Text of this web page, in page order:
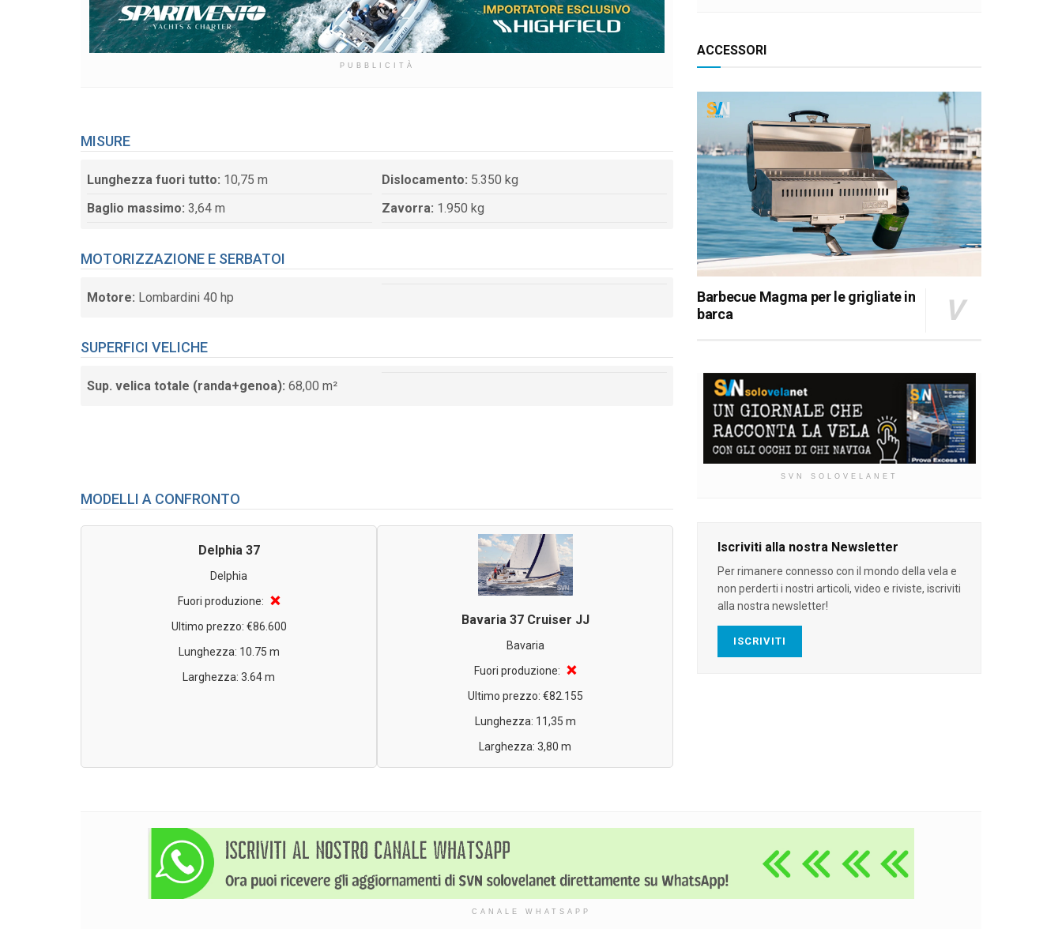
PUBBLICITÀ
MISURE
Lunghezza fuori tutto: 10,75 m
Baglio massimo: 3,64 m
Dislocamento: 5.350 kg
Zavorra: 1.950 kg
MOTORIZZAZIONE E SERBATOI
Motore: Lombardini 40 hp
SUPERFICI VELICHE
Sup. velica totale (randa+genoa): 68,00 m²
MODELLI A CONFRONTO
Delphia 37
Delphia
Fuori produzione: ❌
Ultimo prezzo: €86.600
Lunghezza: 10.75 m
Larghezza: 3.64 m
Bavaria 37 Cruiser JJ
Bavaria
Fuori produzione: ❌
Ultimo prezzo: €82.155
Lunghezza: 11,35 m
Larghezza: 3,80 m
ACCESSORI
Barbecue Magma per le grigliate in
barca
SVN SOLOVELANET
Iscriviti alla nostra Newsletter
Per rimanere connesso con il mondo della vela e
non perderti i nostri articoli, video e riviste, iscriviti
alla nostra newsletter!
ISCRIVITI
CANALE WHATSAPP